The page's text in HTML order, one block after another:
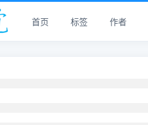
首页 标签 作者